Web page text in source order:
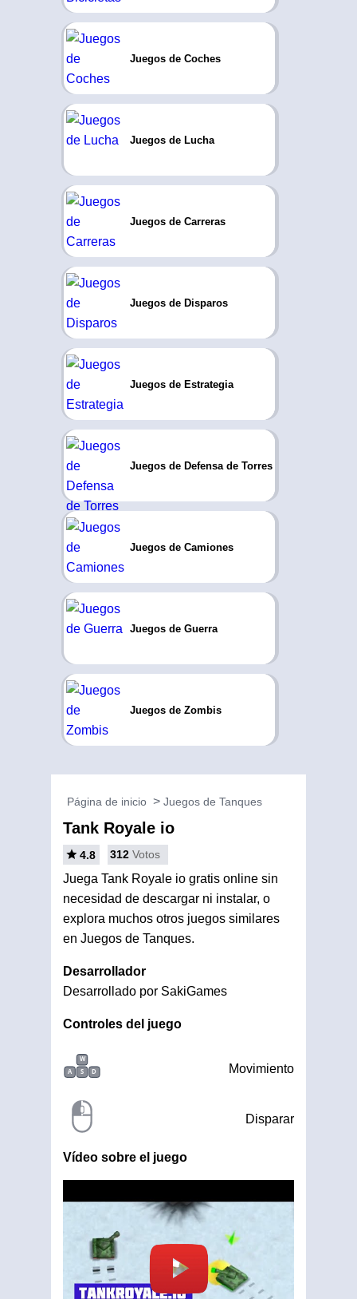
Juegos de Coches
Juegos de Lucha
Juegos de Carreras
Juegos de Disparos
Juegos de Estrategia
Juegos de Defensa de Torres
Juegos de Camiones
Juegos de Guerra
Juegos de Zombis
Página de inicio Juegos de Tanques
Tank Royale io
4.8 312 Votos
Juega Tank Royale io gratis online sin
necesidad de descargar ni instalar, o
explora muchos otros juegos similares
en Juegos de Tanques.
Desarrollador
Desarrollado por SakiGames
Controles del juego
W
A
S D Movimiento
Disparar
Vídeo sobre el juego